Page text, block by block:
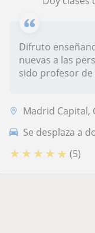
Difruto
nuevas a las
sido profesor de
Madrid Capital,
Se desplaza a
★ ★ ★ ★ ★ (5)